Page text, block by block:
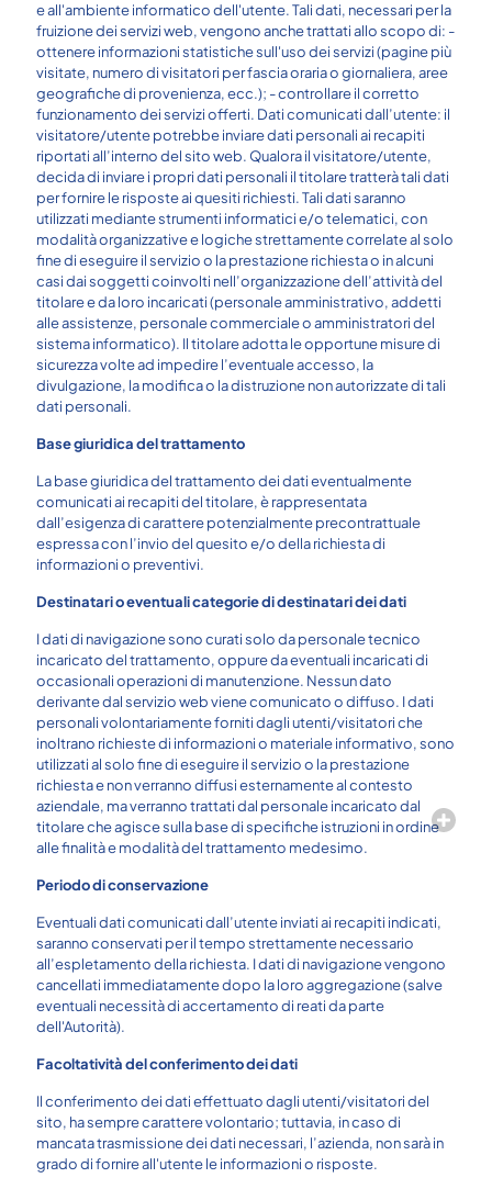
e all'ambiente informatico dell'utente. Tali dati, necessari per la
fruizione dei servizi web, vengono anche trattati allo scopo di: -
ottenere informazioni statistiche sull'uso dei servizi (pagine più
visitate, numero di visitatori per fascia oraria o giornaliera, aree
geografiche di provenienza, ecc.); - controllare il corretto
funzionamento dei servizi offerti. Dati comunicati dall’utente: il
visitatore/utente potrebbe inviare dati personali ai recapiti
riportati all’interno del sito web. Qualora il visitatore/utente,
decida di inviare i propri dati personali il titolare tratterà tali dati
per fornire le risposte ai quesiti richiesti. Tali dati saranno
utilizzati mediante strumenti informatici e/o telematici, con
modalità organizzative e logiche strettamente correlate al solo
fine di eseguire il servizio o la prestazione richiesta o in alcuni
casi dai soggetti coinvolti nell’organizzazione dell’attività del
titolare e da loro incaricati (personale amministrativo, addetti
alle assistenze, personale commerciale o amministratori del
sistema informatico). Il titolare adotta le opportune misure di
sicurezza volte ad impedire l’eventuale accesso, la
divulgazione, la modifica o la distruzione non autorizzate di tali
dati personali.
Base giuridica del trattamento
La base giuridica del trattamento dei dati eventualmente
comunicati ai recapiti del titolare, è rappresentata
dall’esigenza di carattere potenzialmente precontrattuale
espressa con l’invio del quesito e/o della richiesta di
informazioni o preventivi.
Destinatari o eventuali categorie di destinatari dei dati
I dati di navigazione sono curati solo da personale tecnico
incaricato del trattamento, oppure da eventuali incaricati di
occasionali operazioni di manutenzione. Nessun dato
derivante dal servizio web viene comunicato o diffuso. I dati
personali volontariamente forniti dagli utenti/visitatori che
inoltrano richieste di informazioni o materiale informativo, sono
utilizzati al solo fine di eseguire il servizio o la prestazione
richiesta e non verranno diffusi esternamente al contesto
aziendale, ma verranno trattati dal personale incaricato dal
titolare che agisce sulla base di specifiche istruzioni in ordine
alle finalità e modalità del trattamento medesimo.
Periodo di conservazione
Eventuali dati comunicati dall’utente inviati ai recapiti indicati,
saranno conservati per il tempo strettamente necessario
all’espletamento della richiesta. I dati di navigazione vengono
cancellati immediatamente dopo la loro aggregazione (salve
eventuali necessità di accertamento di reati da parte
dell'Autorità).
Facoltatività del conferimento dei dati
Il conferimento dei dati effettuato dagli utenti/visitatori del
sito, ha sempre carattere volontario; tuttavia, in caso di
mancata trasmissione dei dati necessari, l’azienda, non sarà in
grado di fornire all'utente le informazioni o risposte.